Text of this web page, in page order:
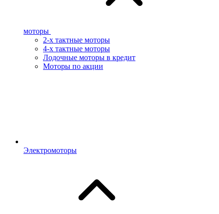
моторы
2-х тактные моторы
4-х тактные моторы
Лодочные моторы в кредит
Моторы по акции
Электромоторы